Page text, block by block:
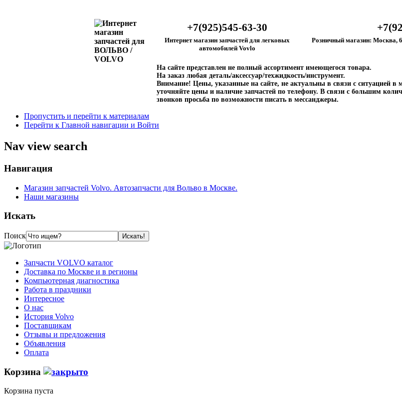
+7(925)545-63-30
Интернет магазин запчастей для легковых
автомобилей Vovlo
Розничный магазин: Москва,
На сайте представлен не полный ассортимент имеющегося товара.
На заказ любая деталь/аксессуар/техжидкость/инструмент.
Внимание! Цены, указанные на сайте, не актуальны в связи с ситуацией в
уточняйте цены и наличие запчастей по телефону. В связи с большим
звонков просьба по возможности писать в мессанджеры.
Пропустить и перейти к материалам
Перейти к Главной навигации и Войти
Nav view search
Навигация
Магазин запчастей Volvo. Автозапчасти для Вольво в Москве.
Наши магазины
Искать
Поиск
Запчасти VOLVO каталог
Доставка по Москве и в регионы
Компьютерная диагностика
Работа в праздники
Интересное
О нас
История Volvo
Поставщикам
Отзывы и предложения
Объявления
Оплата
Корзина
Корзина пуста